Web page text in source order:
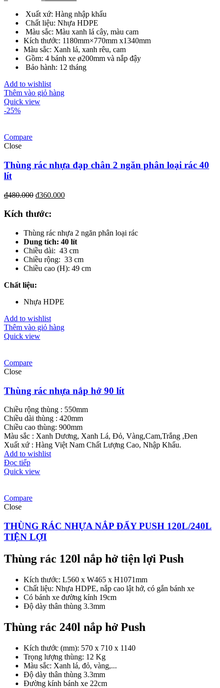
Xuất xứ: Hàng nhập khẩu
Chất liệu: Nhựa HDPE
Màu sắc: Màu xanh lá cây, màu cam
Kích thước: 1180mm×770mm x1340mm
Màu sắc: Xanh lá, xanh rêu, cam
Gồm: 4 bánh xe ø200mm và nắp đậy
Bảo hành: 12 tháng
Add to wishlist
Thêm vào giỏ hàng
Quick view
-25%
Compare
Close
Thùng rác nhựa đạp chân 2 ngăn phân loại rác 40
lít
₫480.000 ₫360.000
Kích thước:
Thùng rác nhựa 2 ngăn phân loại rác
Dung tích: 40 lít
Chiều dài: 43 cm
Chiều rộng: 33 cm
Chiều cao (H): 49 cm
Chất liệu:
Nhựa HDPE
Add to wishlist
Thêm vào giỏ hàng
Quick view
Compare
Close
Thùng rác nhựa nắp hở 90 lít
Chiều rộng thùng : 550mm
Chiều dài thùng : 420mm
Chiều cao thùng: 900mm
Màu sắc : Xanh Dương, Xanh Lá, Đỏ, Vàng,Cam,Trắng ,Đen
Xuất xứ : Hàng Việt Nam Chất Lượng Cao, Nhập Khẩu.
Add to wishlist
Đọc tiếp
Quick view
Compare
Close
THÙNG RÁC NHỰA NẮP ĐẨY PUSH 120L/240L
TIỆN LỢI
Thùng rác 120l nắp hở tiện lợi Push
Kích thước: L560 x W465 x H1071mm
Chất liệu: Nhựa HDPE, nắp cao lật hở, có gắn bánh xe
Có bánh xe đường kính 19cm
Độ dày thân thùng 3.3mm
Thùng rác 240l nắp hở Push
Kích thước (mm): 570 x 710 x 1140
Trọng lượng thùng: 12 Kg
Màu sắc: Xanh lá, đỏ, vàng,...
Độ dày thân thùng 3.3mm
Đường kính bánh xe 22cm